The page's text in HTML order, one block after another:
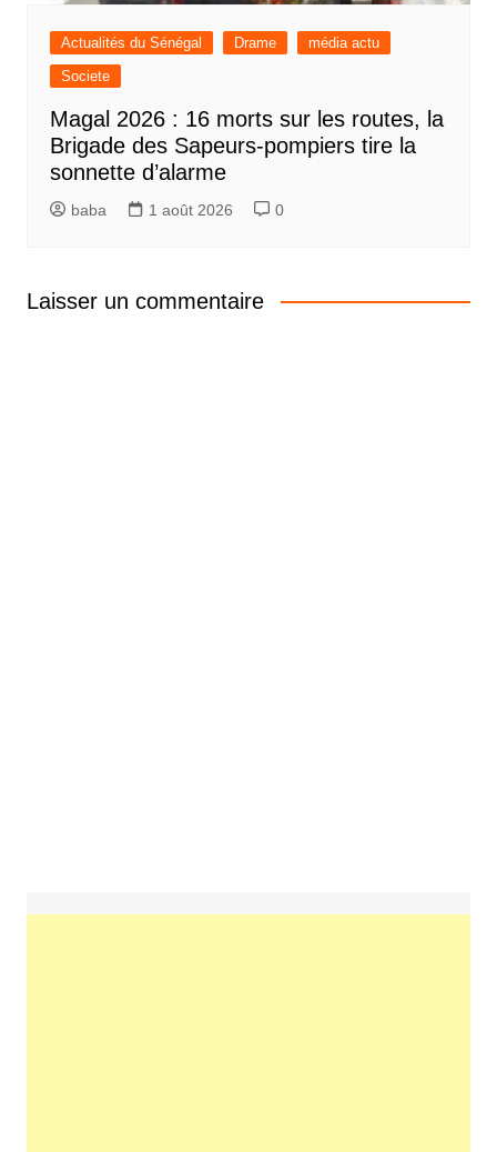
Actualités du Sénégal Drame
média actu
Societe
Magal 2026 : 16 morts sur les routes, la
Brigade des Sapeurs-pompiers tire la
sonnette d’alarme
baba 1 août 2026 0
Laisser un commentaire